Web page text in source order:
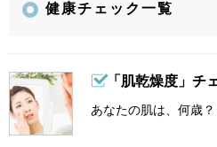
健康チェック一覧
「肌乾燥度」チ
あなたの肌は、何歳